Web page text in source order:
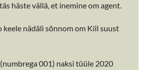
häste vällä, et inemine om agent.
keele nädäli sõnnom om Kiil suust
001) naksi tüüle 2020